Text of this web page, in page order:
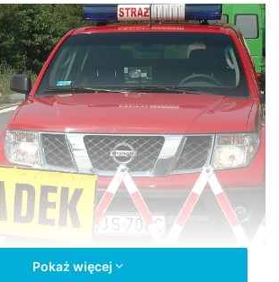
Piesza potrącona na przejściu
Pokaż więcej